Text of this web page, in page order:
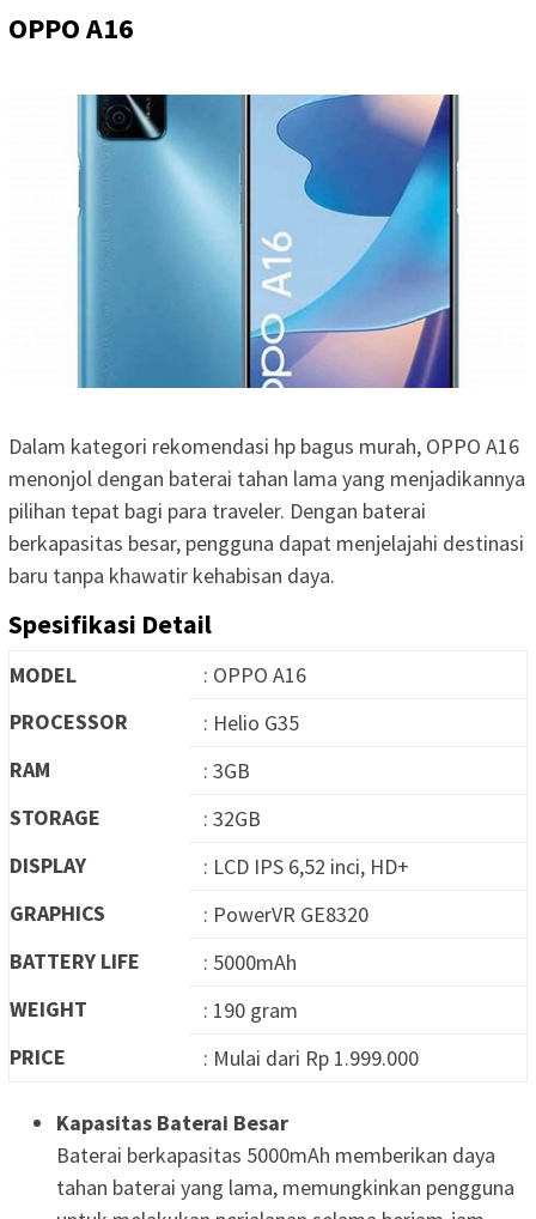
OPPO A16
Dalam kategori rekomendasi hp bagus murah, OPPO A16
menonjol dengan baterai tahan lama yang menjadikannya
pilihan tepat bagi para traveler. Dengan baterai
berkapasitas besar, pengguna dapat menjelajahi destinasi
baru tanpa khawatir kehabisan daya.
Spesifikasi Detail
MODEL
: OPPO A16
PROCESSOR
: Helio G35
RAM
: 3GB
STORAGE
: 32GB
DISPLAY
: LCD IPS 6,52 inci, HD+
GRAPHICS
: PowerVR GE8320
BATTERY LIFE
: 5000mAh
WEIGHT
: 190 gram
PRICE
: Mulai dari Rp 1.999.000
Kapasitas Baterai Besar
Baterai berkapasitas 5000mAh memberikan daya
tahan baterai yang lama, memungkinkan pengguna